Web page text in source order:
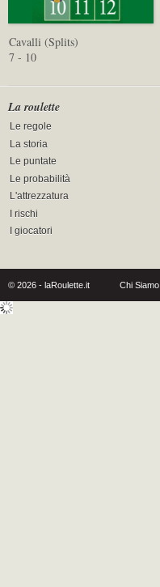
Cavalli (Splits)
7 - 10
La roulette
Le regole
La storia
Le puntate
Le probabilità
L'attrezzatura
I rischi
I giocatori
© 2026 - laRoulette.it Chi Siamo